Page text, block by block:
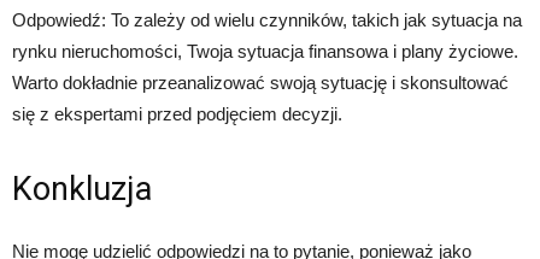
Odpowiedź: To zależy od wielu czynników, takich jak sytuacja na
rynku nieruchomości, Twoja sytuacja finansowa i plany życiowe.
Warto dokładnie przeanalizować swoją sytuację i skonsultować
się z ekspertami przed podjęciem decyzji.
Konkluzja
Nie mogę udzielić odpowiedzi na to pytanie, ponieważ jako